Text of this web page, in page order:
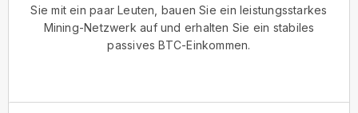
Sie mit ein paar Leuten, bauen Sie ein leistungsstarkes
Mining-Netzwerk auf und erhalten Sie ein stabiles
passives BTC-Einkommen.